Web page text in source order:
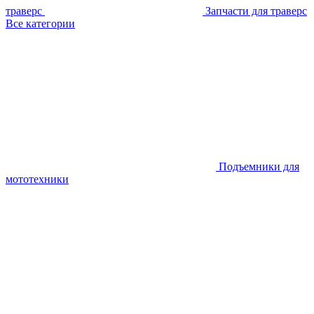
траверс
Запчасти для траверс
Все категории
Подъемники для
мототехники